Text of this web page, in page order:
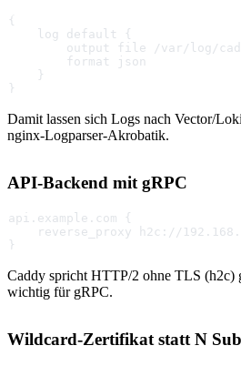
{
    log default {
output file /var/log/
        format json
    }
}
Damit lassen sich Logs nach Vector/
nginx-Logparser-Akrobatik.
API-Backend mit gRPC
api.example.com {
reverse_proxy h2c://
}
Caddy spricht HTTP/2 ohne TLS
wichtig für gRPC.
Wildcard-Zertifikat statt N